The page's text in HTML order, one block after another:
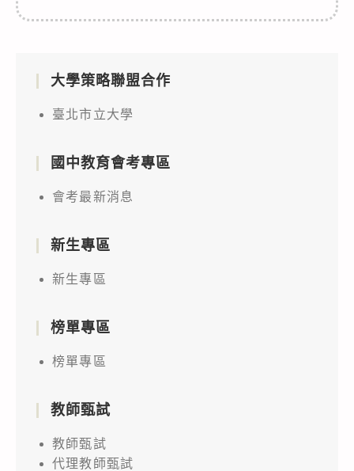
大學策略聯盟合作
臺北市立大學
國中教育會考專區
會考最新消息
新生專區
新生專區
榜單專區
榜單專區
教師甄試
教師甄試
代理教師甄試